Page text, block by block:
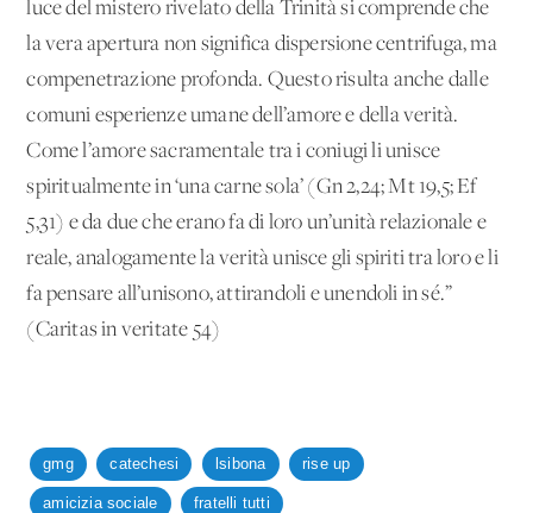
luce del mistero rivelato della Trinità si comprende che
la vera apertura non significa dispersione centrifuga, ma
compenetrazione profonda. Questo risulta anche dalle
comuni esperienze umane dell’amore e della verità.
Come l’amore sacramentale tra i coniugi li unisce
spiritualmente in ‘una carne sola’ (Gn 2,24; Mt 19,5; Ef
5,31) e da due che erano fa di loro un’unità relazionale e
reale, analogamente la verità unisce gli spiriti tra loro e li
fa pensare all’unisono, attirandoli e unendoli in sé.”
(Caritas in veritate 54)
gmg catechesi lsibona rise up
amicizia sociale fratelli tutti